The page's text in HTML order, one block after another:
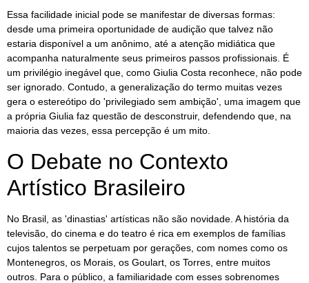
Essa facilidade inicial pode se manifestar de diversas formas:
desde uma primeira oportunidade de audição que talvez não
estaria disponível a um anônimo, até a atenção midiática que
acompanha naturalmente seus primeiros passos profissionais. É
um privilégio inegável que, como Giulia Costa reconhece, não pode
ser ignorado. Contudo, a generalização do termo muitas vezes
gera o estereótipo do 'privilegiado sem ambição', uma imagem que
a própria Giulia faz questão de desconstruir, defendendo que, na
maioria das vezes, essa percepção é um mito.
O Debate no Contexto
Artístico Brasileiro
No Brasil, as 'dinastias' artísticas não são novidade. A história da
televisão, do cinema e do teatro é rica em exemplos de famílias
cujos talentos se perpetuam por gerações, com nomes como os
Montenegros, os Morais, os Goulart, os Torres, entre muitos
outros. Para o público, a familiaridade com esses sobrenomes